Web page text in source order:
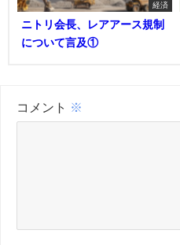
経済
ニトリ会長、レアアース規制
について言及①
コメント ※